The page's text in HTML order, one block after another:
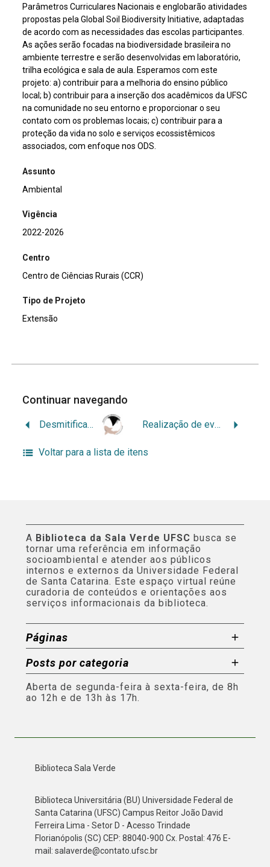
Parâmetros Curriculares Nacionais e englobarão atividades
propostas pela Global Soil Biodiversity Initiative, adaptadas
de acordo com as necessidades das escolas participantes.
As ações serão focadas na biodiversidade brasileira no
ambiente terrestre e serão desenvolvidas em laboratório,
trilha ecológica e sala de aula. Esperamos com este
projeto: a) contribuir para a melhoria do ensino público
local; b) contribuir para a inserção dos acadêmicos da UFSC
na comunidade no seu entorno e proporcionar o seu
contato com os problemas locais; c) contribuir para a
proteção da vida no solo e serviços ecossistêmicos
associados, com enfoque nos ODS.
Assunto
Ambiental
Vigência
2022-2026
Centro
Centro de Ciências Rurais (CCR)
Tipo de Projeto
Extensão
Continuar navegando
Desmitificando tubarões e raias para educar e conservar 2026-2030 Realização de eventos e campanhas educativas na UFSC relacionados à temática da sustentabilidade como mecanismo de atendimento às legislações ambientais e aos ODS
Voltar para a lista de itens
A Biblioteca da Sala Verde UFSC busca se
tornar uma referência em informação
socioambiental e atender aos públicos
internos e externos da Universidade Federal
de Santa Catarina. Este espaço virtual reúne
curadoria de conteúdos e orientações aos
serviços informacionais da biblioteca.
Páginas
Posts por categoria
Aberta de segunda-feira à sexta-feira, de 8h
ao 12h e de 13h às 17h.
Biblioteca Sala Verde
Biblioteca Universitária (BU) Universidade Federal de
Santa Catarina (UFSC) Campus Reitor João David
Ferreira Lima - Setor D - Acesso Trindade
Florianópolis (SC) CEP: 88040-900 Cx. Postal: 476 E-
mail: salaverde@contato.ufsc.br